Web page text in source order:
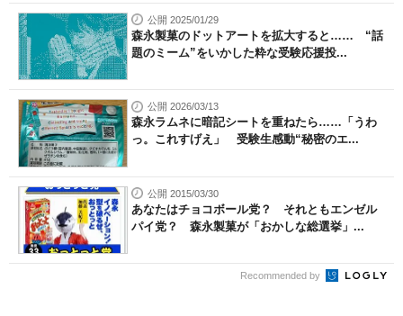
公開 2025/01/29
森永製菓のドットアートを拡大すると…… “話
題のミーム”をいかした粋な受験応援投...
公開 2026/03/13
森永ラムネに暗記シートを重ねたら……「うわ
っ。これすげえ」 受験生感動“秘密のエ...
公開 2015/03/30
あなたはチョコボール党？ それともエンゼル
パイ党？ 森永製菓が「おかしな総選挙」...
Recommended by